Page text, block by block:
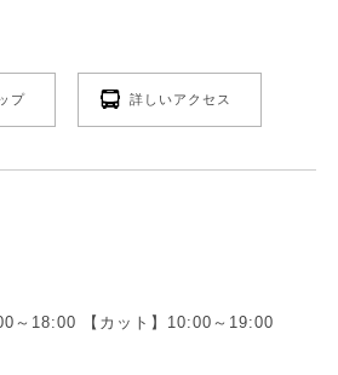
プ 詳しいアクセス
～18:00 【カット】10:00～19:00